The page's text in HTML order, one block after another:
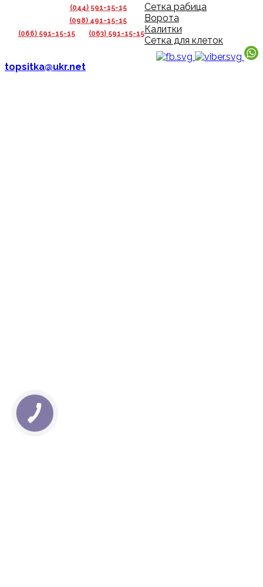
(044) 591-15-15
(098) 491-15-15
(066) 591-15-15
(063) 591-15-15
Сетка рабица
Ворота
Калитки
Сетка для клеток
topsitka@ukr.net